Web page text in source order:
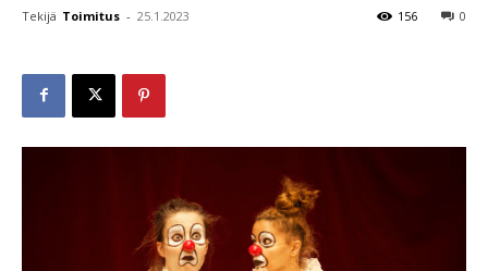
Tekijä Toimitus - 25.1.2023 0
156